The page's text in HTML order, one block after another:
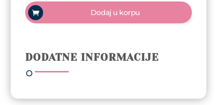
za
kosu
400ml
Dodaj u korpu
DODATNE INFORMACIJE